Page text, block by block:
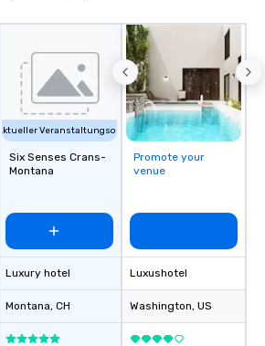
Aktueller Veranstaltungsort
Six Senses Crans-
Montana
Luxury hotel
Montana, CH
Promote your
venue
Luxushotel
Washington, US